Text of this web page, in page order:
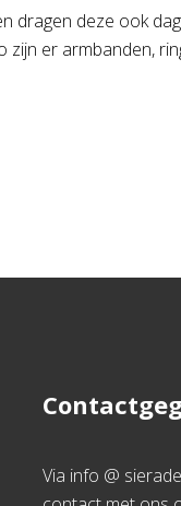
dragen deze ook
zijn er armbanden,
Via info @